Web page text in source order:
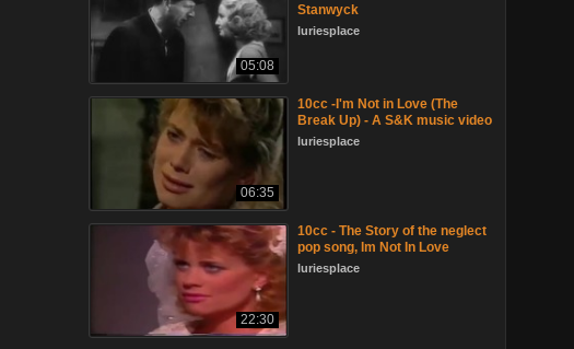
05:08
Stanwyck
luriesplace
06:35
10cc -I'm Not in Love (The
Break Up) - A S&K music video
luriesplace
22:30
10cc - The Story of the neglect
pop song, Im Not In Love
luriesplace